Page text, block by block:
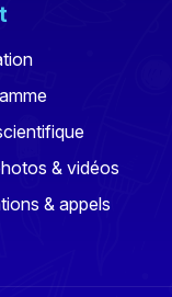
& vidéos
& appels